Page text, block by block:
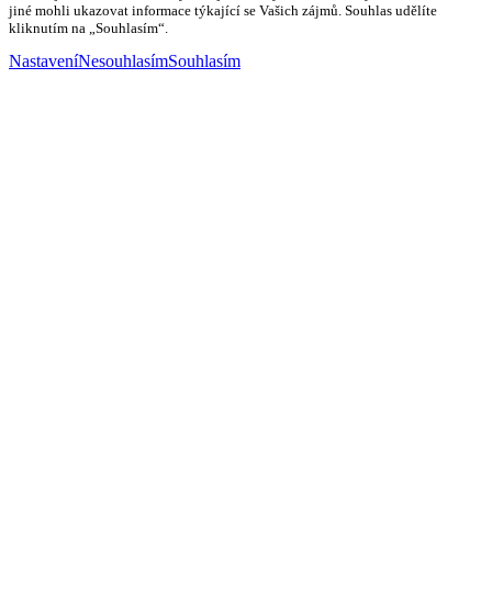
jiné mohli ukazovat informace týkající se Vašich zájmů. Souhlas udělíte
kliknutím na „Souhlasím“.
NastaveníNesouhlasímSouhlasím